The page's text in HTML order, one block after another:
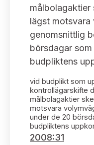
Vårt uppdrag
Informationsgivning
Arbetssätt och
Stadgar
Arbetsordning
Ledamöter
Om nämndens
Framställningar och
Uttalanden sorterade
Samtliga uttalanden
Uttalanden sorterade
Sök uttalanden
TAKEOVER-REGLER
Takeover-regler för
handelsplattformar
AKTUELLT
Prenumerera
Bildarkiv
KONTAKT
Kontakt angående
Kontakt administrativa
lägst motsvara
genomsnittlig
börsdagar
budpliktens
vid budplikt som
kontrollägarskifte
målbolagaktier
motsvara
under de 20
budpliktens
2008:31